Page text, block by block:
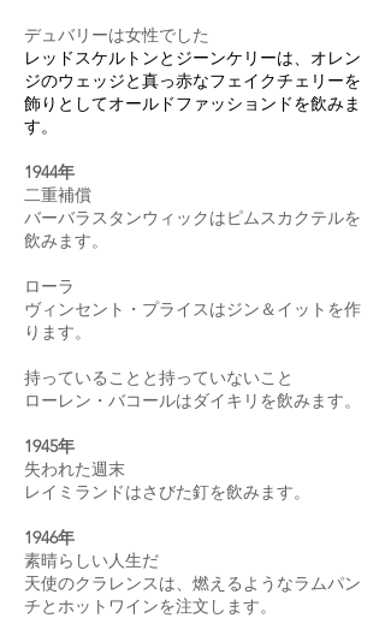
デュバリーは女性でした
レッドスケルトンとジーンケリーは、オレン
ジのウェッジと真っ赤なフェイクチェリーを
飾りとしてオールドファッションドを飲みま
す。
1944年
二重補償
バーバラスタンウィックはピムスカクテルを
飲みます。
ローラ
ヴィンセント・プライスはジン＆イットを作
ります。
持っていることと持っていないこと
ローレン・バコールはダイキリを飲みます。
1945年
失われた週末
レイミランドはさびた釘を飲みます。
1946年
素晴らしい人生だ
天使のクラレンスは、燃えるようなラムパン
チとホットワインを注文します。